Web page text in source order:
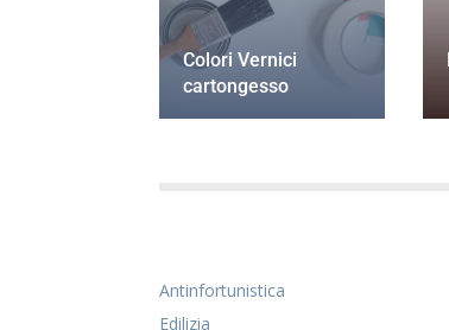
Colori Vernici
cartongesso
Antinfortunistica
Edilizia